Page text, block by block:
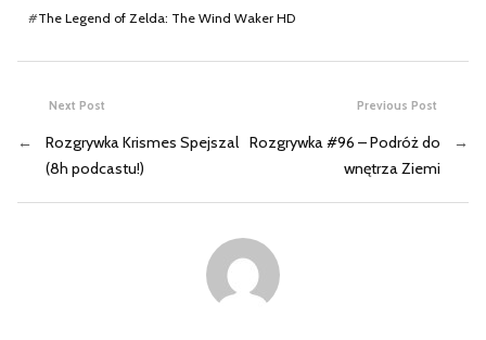
#The Legend of Zelda: The Wind Waker HD
Previous Post
Rozgrywka #96 – Podróż do
wnętrza Ziemi
→
Next Post
←
Rozgrywka Krismes Spejszal
(8h podcastu!)